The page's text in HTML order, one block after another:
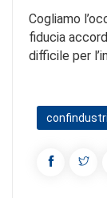
Cogliamo
fiducia
difficile per